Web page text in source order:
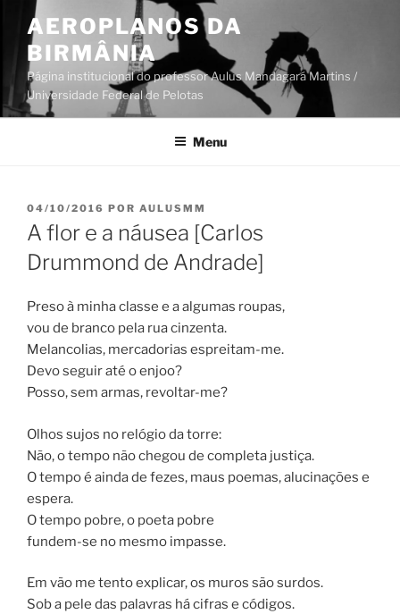
conteúdo
AEROPLANOS DA
BIRMÂNIA
Página institucional do professor Aulus Mandagará Martins /
Universidade Federal de Pelotas
Menu
PUBLICADO
EM
04/10/2016 POR AULUSMM
A flor e a náusea [Carlos
Drummond de Andrade]
Preso à minha classe e a algumas roupas,
vou de branco pela rua cinzenta.
Melancolias, mercadorias espreitam-me.
Devo seguir até o enjoo?
Posso, sem armas, revoltar-me?
Olhos sujos no relógio da torre:
Não, o tempo não chegou de completa justiça.
O tempo é ainda de fezes, maus poemas, alucinações e
espera.
O tempo pobre, o poeta pobre
fundem-se no mesmo impasse.
Em vão me tento explicar, os muros são surdos.
Sob a pele das palavras há cifras e códigos.